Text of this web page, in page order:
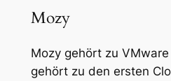
Mozy
Mozy gehört zu
gehört zu den ersten